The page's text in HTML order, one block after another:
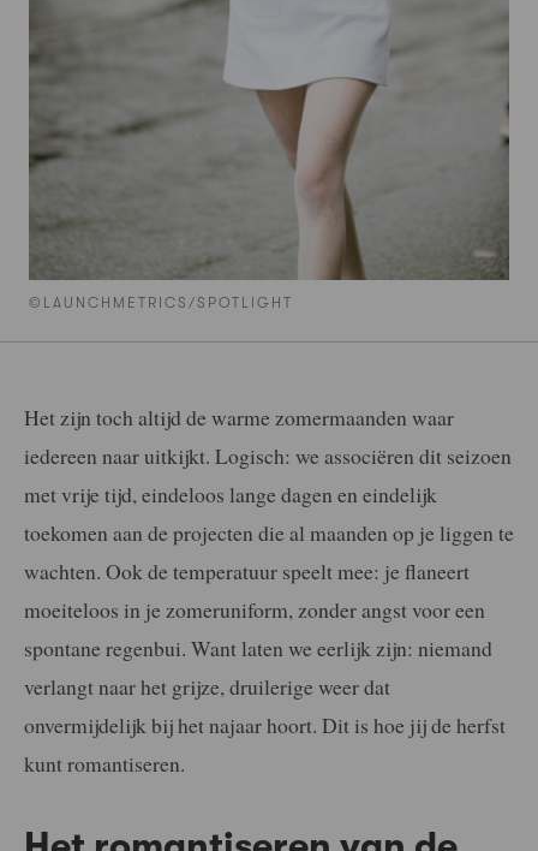
©LAUNCHMETRICS/SPOTLIGHT
Het zijn toch altijd de warme zomermaanden waar
iedereen naar uitkijkt. Logisch: we associëren dit seizoen
met vrije tijd, eindeloos lange dagen en eindelijk
toekomen aan de projecten die al maanden op je liggen te
wachten. Ook de temperatuur speelt mee: je flaneert
moeiteloos in je zomeruniform, zonder angst voor een
spontane regenbui. Want laten we eerlijk zijn: niemand
verlangt naar het grijze, druilerige weer dat
onvermijdelijk bij het najaar hoort. Dit is hoe jij de herfst
kunt romantiseren.